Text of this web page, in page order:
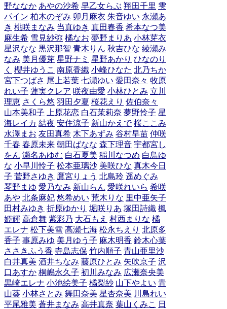
野ななか あやの沙希 早乙女らぶ 翔田千里 雫
パイン 柏木のぞみ 卯月麻衣 朱音ゆい 永瀬あ
き 桃咲まなみ 当真ゆき 真田春香 希本なつ美
麻生希 雪見紗弥 橘なお 夢野まりあ 小林芽衣
星沢なな 黒沢那智 青木りん 秋吉ひな 綾瀬み
なみ 美月優芽 星野ナミ 星野あかり ひなのり
く 櫻井ゆうこ 南原香織 小峰ひなた 北乃ちか
宮下つばさ 尾上若葉 七瀬ゆい 愛田奈々 牧原
れい子 蓮実クレア 咲夜由愛 小林ひとみ 立川
理恵 さくら悠 羽田夕夏 桜花えり 佐伯奈々
山本美和子
上原花恋 白石茉莉奈 夢野怜子 星
海レイカ 結夜 安住涼子 新山かえで 桜ここみ
水澤まお 友田真希 木下あずみ 谷村早苗 仲咲
千春 春原未来 朝田ばなな 森下理音 宇都宮し
をん 瀬名あゆむ 白石夏美 稲川なつめ 白鳥ゆ
な 小早川怜子 松本亜璃沙 美咲ひな 真木今日
子 菅野さゆき 鷹宮りょう 北島玲 遥めぐみ
琴野まゆ 愛乃なみ 新山らん 愛咲れいら 希咲
あや 北条麻妃 悠希めい 荒木りな 里中亜矢子
田村みゆき 折原ゆかり 堀咲りあ 塚田詩織 楓
姫輝 高倉舞 紫彩乃 大石もえ 村西まりな 橘
エレナ 松下美雪 高瀬七海 松永ちえり 北原多
香子 事原みゆ 美月ゆう子 麻木明香 鈴木心葉
ささきふう香 寺島志保 竹内順子 青山亜里沙
白井真美 酒井ちなみ 藤原ひとみ 矢吹京子 沢
口あすか 桐嶋永久子 初川みなみ 広瀬奈央美
黒崎エレナ 小池絵美子 橘梨紗 山下やよい 青
山葵 小林さとみ 舞田奈美 星杏奈美 川島れい
平尾雅美 蒼井まなみ 高井真奈 葉山くみこ
日